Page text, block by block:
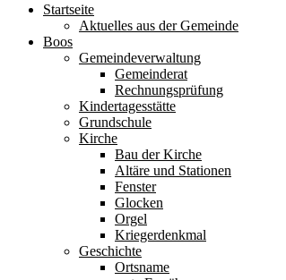
Startseite
Aktuelles aus der Gemeinde
Boos
Gemeindeverwaltung
Gemeinderat
Rechnungsprüfung
Kindertagesstätte
Grundschule
Kirche
Bau der Kirche
Altäre und Stationen
Fenster
Glocken
Orgel
Kriegerdenkmal
Geschichte
Ortsname